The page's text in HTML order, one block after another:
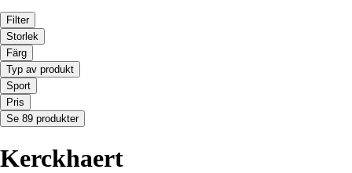
Filter
Storlek
Färg
Typ av produkt
Sport
Pris
Se 89 produkter
Kerckhaert